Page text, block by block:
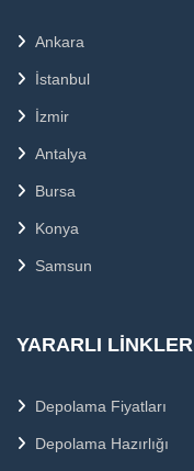
Ankara
İstanbul
İzmir
Antalya
Bursa
Konya
Samsun
YARARLI LINKLER
Depolama Fiyatları
Depolama Hazırlığı